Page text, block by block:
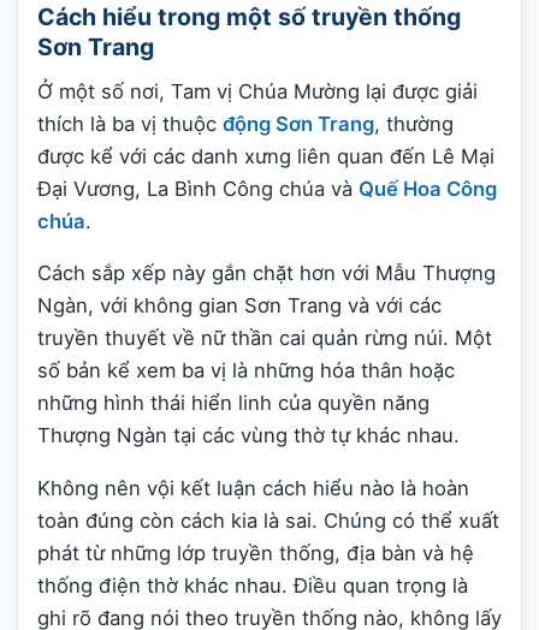
Cách hiểu trong một số truyền thống
Sơn Trang
Ở một số nơi, Tam vị Chúa Mường lại được giải
thích là ba vị thuộc động Sơn Trang, thường
được kể với các danh xưng liên quan đến Lê Mại
Đại Vương, La Bình Công chúa và Quế Hoa Công
chúa.
Cách sắp xếp này gắn chặt hơn với Mẫu Thượng
Ngàn, với không gian Sơn Trang và với các
truyền thuyết về nữ thần cai quản rừng núi. Một
số bản kể xem ba vị là những hóa thân hoặc
những hình thái hiển linh của quyền năng
Thượng Ngàn tại các vùng thờ tự khác nhau.
Không nên vội kết luận cách hiểu nào là hoàn
toàn đúng còn cách kia là sai. Chúng có thể xuất
phát từ những lớp truyền thống, địa bàn và hệ
thống điện thờ khác nhau. Điều quan trọng là
ghi rõ đang nói theo truyền thống nào, không lấy